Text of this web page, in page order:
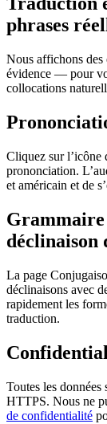
phrases
Nous affichons des
évidence — pour
collocations
Cliquez sur l’icône
prononciation.
et américain et de
Grammaire
déclinaison
La page
déclinaisons avec
rapidement les
traduction.
Toutes les données
HTTPS. Nous ne
de confidentialité